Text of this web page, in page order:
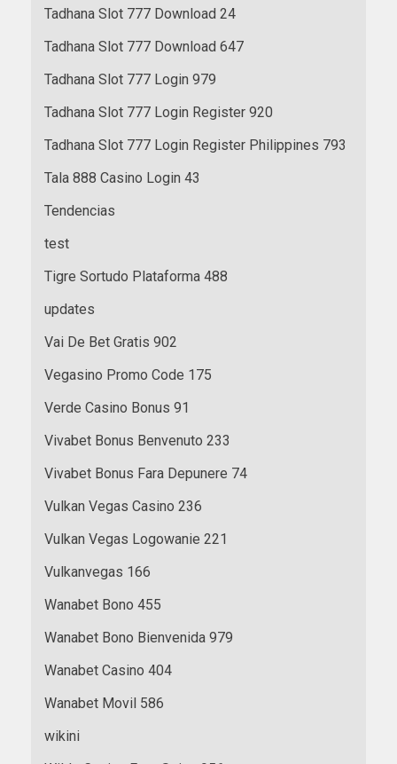
Tadhana Slot 777 Download 24
Tadhana Slot 777 Download 647
Tadhana Slot 777 Login 979
Tadhana Slot 777 Login Register 920
Tadhana Slot 777 Login Register Philippines 793
Tala 888 Casino Login 43
Tendencias
test
Tigre Sortudo Plataforma 488
updates
Vai De Bet Gratis 902
Vegasino Promo Code 175
Verde Casino Bonus 91
Vivabet Bonus Benvenuto 233
Vivabet Bonus Fara Depunere 74
Vulkan Vegas Casino 236
Vulkan Vegas Logowanie 221
Vulkanvegas 166
Wanabet Bono 455
Wanabet Bono Bienvenida 979
Wanabet Casino 404
Wanabet Movil 586
wikini